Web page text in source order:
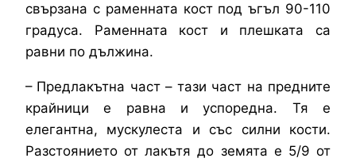
свързана с раменната кост под ъгъл 90-110
градуса. Раменната кост и плешката са
равни по дължина.
– Предлакътна част – тази част на предните
крайници е равна и успоредна. Тя е
елегантна, мускулеста и със силни кости.
Разстоянието от лакътя до земята е 5/9 от